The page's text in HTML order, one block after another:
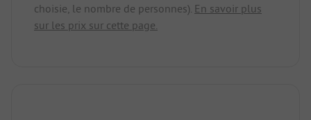
choisie, le nombre de personnes). En savoir plus
sur les prix sur cette page.